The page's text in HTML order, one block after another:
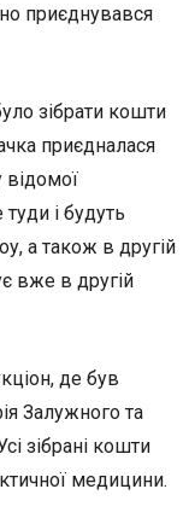
приєднувався
зібрати кошти
приєдналася
відомої
і будуть
а також в другій
вже в другій
де був
Залужного та
зібрані кошти
медицини.